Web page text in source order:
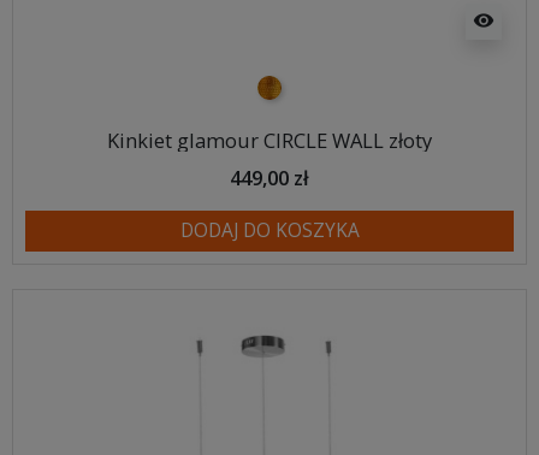
visibility
złoty
Kinkiet glamour CIRCLE WALL złoty
449,00 zł
DODAJ DO KOSZYKA